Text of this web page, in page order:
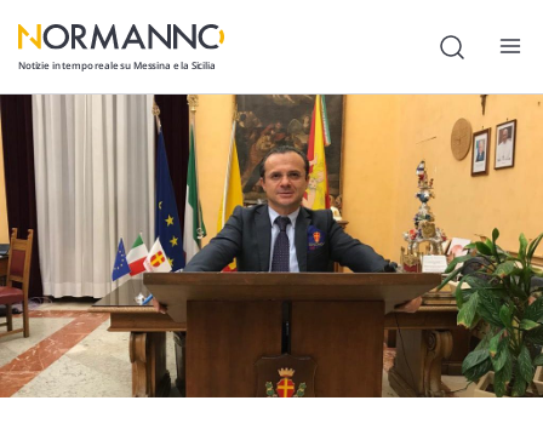
Notizie in tempo reale su Messina e la Sicilia
Attualità
Cronaca
Politica
Cultura
Lavoro
Società